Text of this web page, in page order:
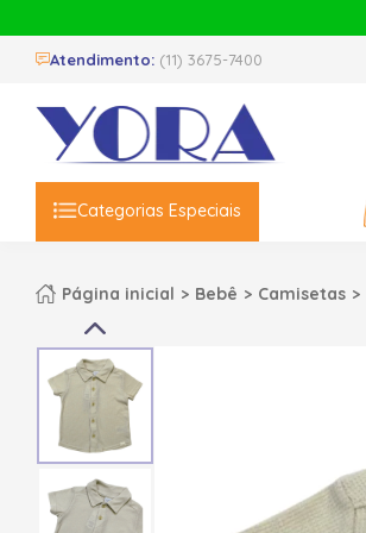
Atendimento: (11) 3675-7400
Categorias Especiais
Página inicial Bebê Camisetas